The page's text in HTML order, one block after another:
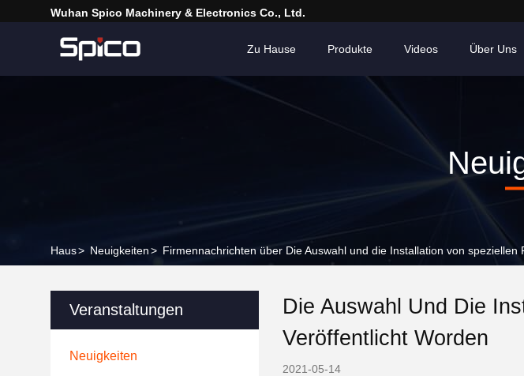
Wuhan Spico Machinery & Electronics Co., Ltd.
Zu Hause Produkte Videos Über Uns
Haus> Neuigkeiten> Firmennachrichten über Die Auswahl und die Installation von
Veranstaltungen
Neuigkeiten
Die Auswahl Und Die
Veröffentlicht Worden
2021-05-14